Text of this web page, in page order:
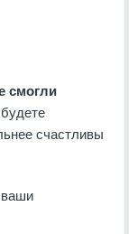
смогли
счастливы